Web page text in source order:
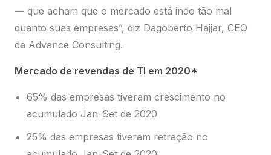
65% das empresas tiveram crescimento no
acumulado Jan-Set de 2020
25% das empresas tiveram retração no
foram as empresas menores
(em relação a 2019)